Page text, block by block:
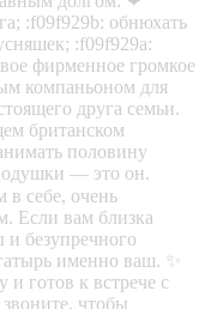
:f09f929b: обнюхать
:f09f929a:
фирменное громкое
компаньоном для
друга семьи.
британском
половину
— это он.
себе, очень
Если вам близка
и безупречного
именно ваш. ✨
готов к встрече с
чтобы